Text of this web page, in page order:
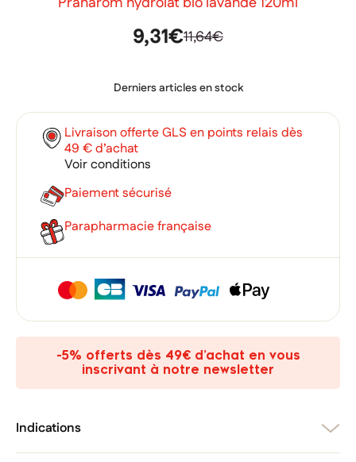
9,31€11,64€
Derniers articles en stock
Livraison offerte GLS en points relais dès
49 € d’achat
Voir conditions
Paiement sécurisé
Parapharmacie française
-5% offerts dès 49€ d’achat en vous
inscrivant à notre newsletter
Indications
×
Créer une nouvelle liste
Créer une liste d'envies
Nom de la liste d'envies
Connexion
Vous devez être connecté pour ajouter des produits à votre
liste d'envies.